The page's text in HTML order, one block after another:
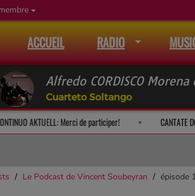
ACCUEIL RADIO
Alfredo CORDISCO
Cuarteto Soltango
CONTINUO AKTUELL: Merci de participer!
Le Podcast de Vincent Soubeyran épisode